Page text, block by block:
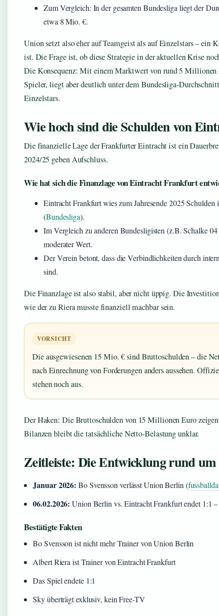
Zum Vergleich: In der gesamten Bundesliga liegt der
etwa 8 Mio. €.
Union setzt also eher auf Teamgeist als auf Einzelstars – ein
ist. Die Frage ist, ob diese Strategie in der aktuellen Krise
Die Konsequenz: Mit einem Marktwert von rund 5
Spieler, liegt aber deutlich unter dem Bundesliga-
Einzelstars.
Wie hoch sind die Schulden von
Die finanzielle Lage der Frankfurter Eintracht ist ein
2024/25 geben Aufschluss.
Wie hat sich die Finanzlage von Eintracht Frankfurt
Eintracht Frankfurt wies zum Jahresende 2025
(Bundesliga).
Im Vergleich zu anderen Bundesligisten (z.B. Schalke
moderater Wert.
Der Verein betont, dass die Verbindlichkeiten durch
sind.
Die Finanzlage ist also stabil, aber nicht üppig. Die
wie der zu Riera musste finanziell machbar sein.
VORSICHT
Die ausgewiesenen 15 Mio. € sind Bruttoschulden – die
nach Einrechnung von Forderungen anders aussehen.
stehen noch aus.
Der Haken: Die Bruttoschulden von 15 Millionen Euro
Bilanzen bleibt die tatsächliche Netto-Belastung unklar.
Zeitleiste: Die Entwicklung rund um
Januar 2026: Bo Svensson verlässt Union Berlin (
06.02.2026: Union Berlin vs. Eintracht Frankfurt endet 1:1
Bestätigte Fakten
Bo Svensson ist nicht mehr Trainer von Union Berlin
Albert Riera ist Trainer von Eintracht Frankfurt
Das Spiel endete 1:1
Sky überträgt exklusiv, kein Free-TV